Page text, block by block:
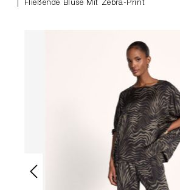
Fließende Bluse Mit Zebra-Print